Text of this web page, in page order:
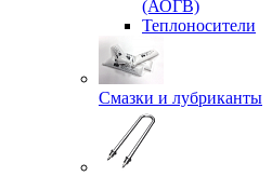
(АОГВ)
Теплоносители
Смазки и лубриканты